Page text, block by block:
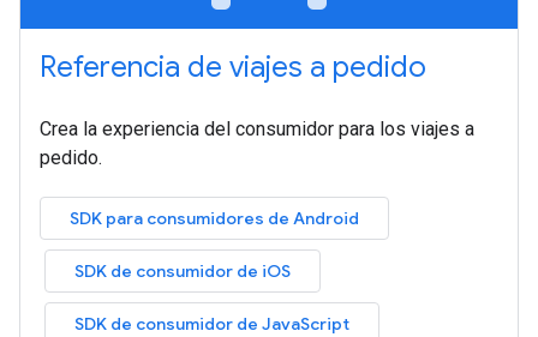
Referencia de viajes a pedido
Crea la experiencia del consumidor para los viajes a
pedido.
SDK para consumidores de Android
SDK de consumidor de iOS
SDK de consumidor de JavaScript